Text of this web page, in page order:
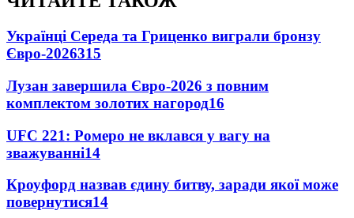
Українці Середа та Гриценко виграли бронзу
Євро-2026315
Лузан завершила Євро-2026 з повним
комплектом золотих нагород16
UFC 221: Ромеро не вклався у вагу на
зважуванні14
Кроуфорд назвав єдину битву, заради якої може
повернутися14